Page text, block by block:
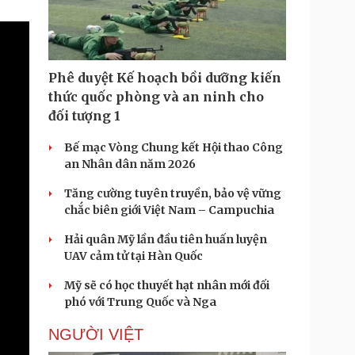
Doanh nghiệp 24h
nhân
Vì cộng đồng
Tin Công nghệ
Trải nghiệm
Chuyển đổi số
Podcast
Câu chuyện thời sự
Cửa sổ tình yêu
Kể chuyện cho bé
Phê duyệt Kế hoạch bồi dưỡng kiến
thức quốc phòng và an ninh cho
đối tượng 1
Bế mạc Vòng Chung kết Hội thao Công
an Nhân dân năm 2026
Tăng cường tuyên truyền, bảo vệ vững
chắc biên giới Việt Nam – Campuchia
Hải quân Mỹ lần đầu tiên huấn luyện
UAV cảm tử tại Hàn Quốc
Mỹ sẽ có học thuyết hạt nhân mới đối
phó với Trung Quốc và Nga
NGƯỜI VIỆT